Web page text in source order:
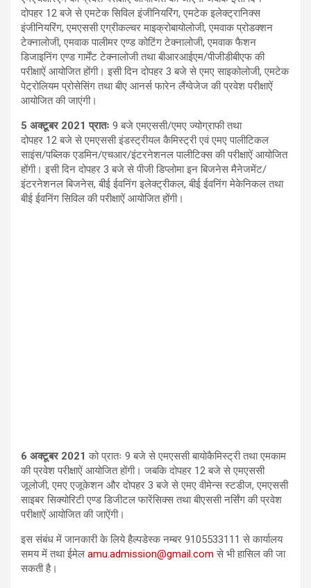
दोपहर 12बजे से एमटेक सिविल इंजीनियरिंग,एमटेक इलेक्ट्रानिक्स
इंजीनियरिंग,एमएससी एग्रीकल्चर माइक्रोबायोलोजी,एमवाक प्रोडक्शन
टेक्नालोजी,एमवाक पालीमर एण्ड कोटिंग टेक्नालोजी,एमवाक फैशन
डिजाइनिंग एण्ड गार्मेंट टेक्नालोजी तथा बीआरआईएम/पीजीडीबीएफ की
परीक्षाऐं आयोजित होंगी। इसी दिन दोपहर 3 बजे से एमए साइकोलोजी,एमटेक
पेट्रोलियम प्रोसेसिंग तथा बीए आनर्स फारेन लैंग्वेजेज की प्रवेश परीक्षाऐं
आयोजित की जाएंगी।
5 अक्टूबर 2021 प्रातः 9 बजे एमएससी/एमए ज्योग्राफी तथा
दोपहर 12बजे से एमएससी इंडस्ट्रीयल कैमिस्ट्री एवं एमए पालीटिकल
साइंस/पब्लिक एडमिन/एचआर/इंटरनेशनल पालीटिक्स की परीक्षाऐं आयोजित
होंगी। इसी दिन दोपहर 3 बजे से पीजी डिप्लोमा इन बिजनेस मैनेजमेंट/
इंटरनेशनल बिजनेस,बीई ईवनिंग इलेक्ट्रीकल,बीई ईवनिंग मेकेनिकल तथा
बीई ईवनिंग सिविल की परीक्षाऐं आयोजित होंगी।
6 अक्टूबर 2021 को प्रातः 9 बजे से एमएससी बायोकैमिस्ट्री तथा एमकाम
की प्रवेश परीक्षाऐं आयोजित होंगी। जबकि दोपहर 12बजे से एमएससी
जूलोजी,एमए एजूकेशन और दोपहर 3 बजे से एमए वीमेन्स स्टडीज,एमएससी
साइबर सिक्योरिटी एण्ड डिजीटल फारेंसिक्स तथा बीएससी नर्सिंग की प्रवेश
परीक्षाऐं आयोजित की जाऐंगी।
इस संबंध में जानकारी के लिये हैल्पडेस्क नम्बर 9105533111 से कार्यालय
समय में तथा ईमेल amu.admission@gmail.com से भी हासिल की जा
सकती है।